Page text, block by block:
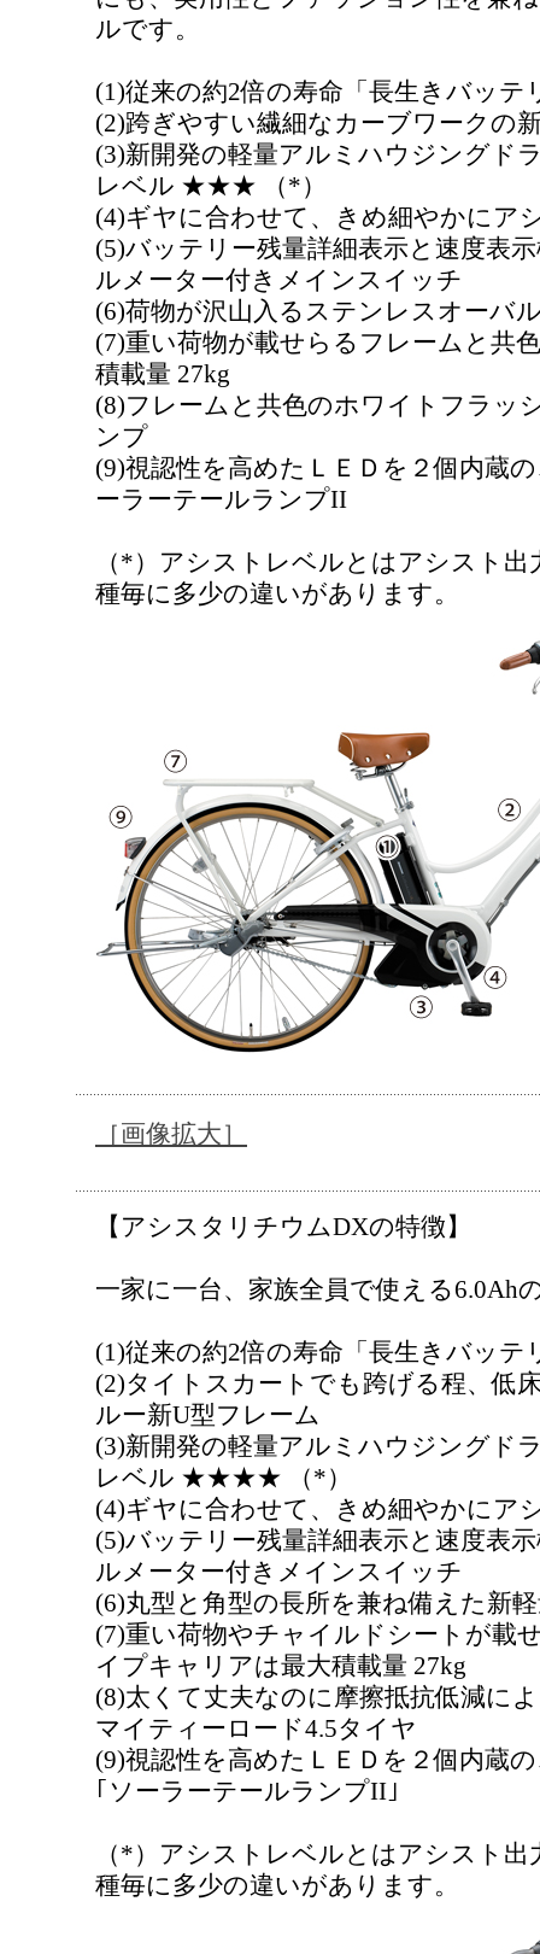
ルです。
(1)従来の約2倍の寿命「長生きバッテ
(2)跨ぎやすい繊細なカーブワークの
(3)新開発の軽量アルミハウジング
レベル ★★★ （*）
(4)ギヤに合わせて、きめ細やかにア
(5)バッテリー残量詳細表示と速度表
ルメーター付きメインスイッチ
(6)荷物が沢山入るステンレスオーバ
(7)重い荷物が載せらるフレームと共
積載量 27kg
(8)フレームと共色のホワイトフラッ
ンプ
(9)視認性を高めたＬＥＤを２個内蔵
ーラーテールランプII
（*）アシストレベルとはアシスト
種毎に多少の違いがあります。
［画像拡大］
【アシスタリチウムDXの特徴】
一家に一台、家族全員で使える6.0Ah
(1)従来の約2倍の寿命「長生きバッテ
(2)タイトスカートでも跨げる程、低
ルー新U型フレーム
(3)新開発の軽量アルミハウジング
レベル ★★★★ （*）
(4)ギヤに合わせて、きめ細やかにア
(5)バッテリー残量詳細表示と速度表
ルメーター付きメインスイッチ
(6)丸型と角型の長所を兼ね備えた新
(7)重い荷物やチャイルドシートが載
イプキャリアは最大積載量 27kg
(8)太くて丈夫なのに摩擦抵抗低減に
マイティーロード4.5タイヤ
(9)視認性を高めたＬＥＤを２個内蔵
｢ソーラーテールランプII｣
（*）アシストレベルとはアシスト
種毎に多少の違いがあります。